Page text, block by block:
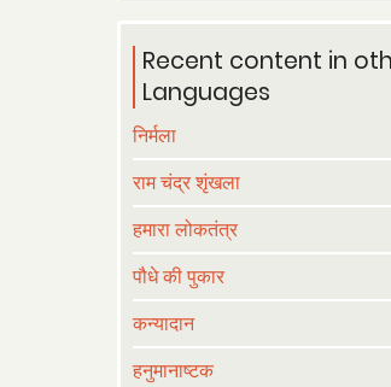
Recent content in
Languages
निर्मला
राम चंद्र शृंखला
हमारा लोकतंत्र
पौधे की पुकार
कन्यादान
हनुमानाष्टक